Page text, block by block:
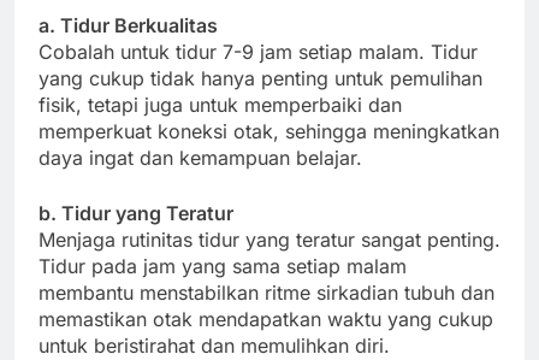
a. Tidur Berkualitas
Cobalah untuk tidur 7-9 jam setiap malam. Tidur
yang cukup tidak hanya penting untuk pemulihan
fisik, tetapi juga untuk memperbaiki dan
memperkuat koneksi otak, sehingga meningkatkan
daya ingat dan kemampuan belajar.
b. Tidur yang Teratur
Menjaga rutinitas tidur yang teratur sangat penting.
Tidur pada jam yang sama setiap malam
membantu menstabilkan ritme sirkadian tubuh dan
memastikan otak mendapatkan waktu yang cukup
untuk beristirahat dan memulihkan diri.